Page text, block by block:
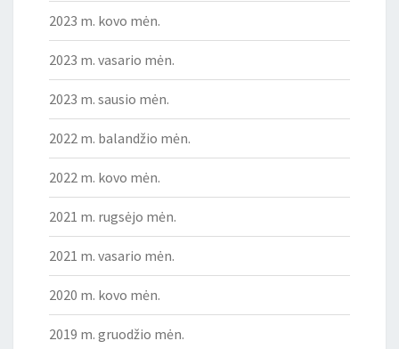
2023 m. kovo mėn.
2023 m. vasario mėn.
2023 m. sausio mėn.
2022 m. balandžio mėn.
2022 m. kovo mėn.
2021 m. rugsėjo mėn.
2021 m. vasario mėn.
2020 m. kovo mėn.
2019 m. gruodžio mėn.